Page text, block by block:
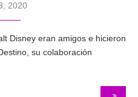
2020
Disney eran amigos e hicieron
su colaboración